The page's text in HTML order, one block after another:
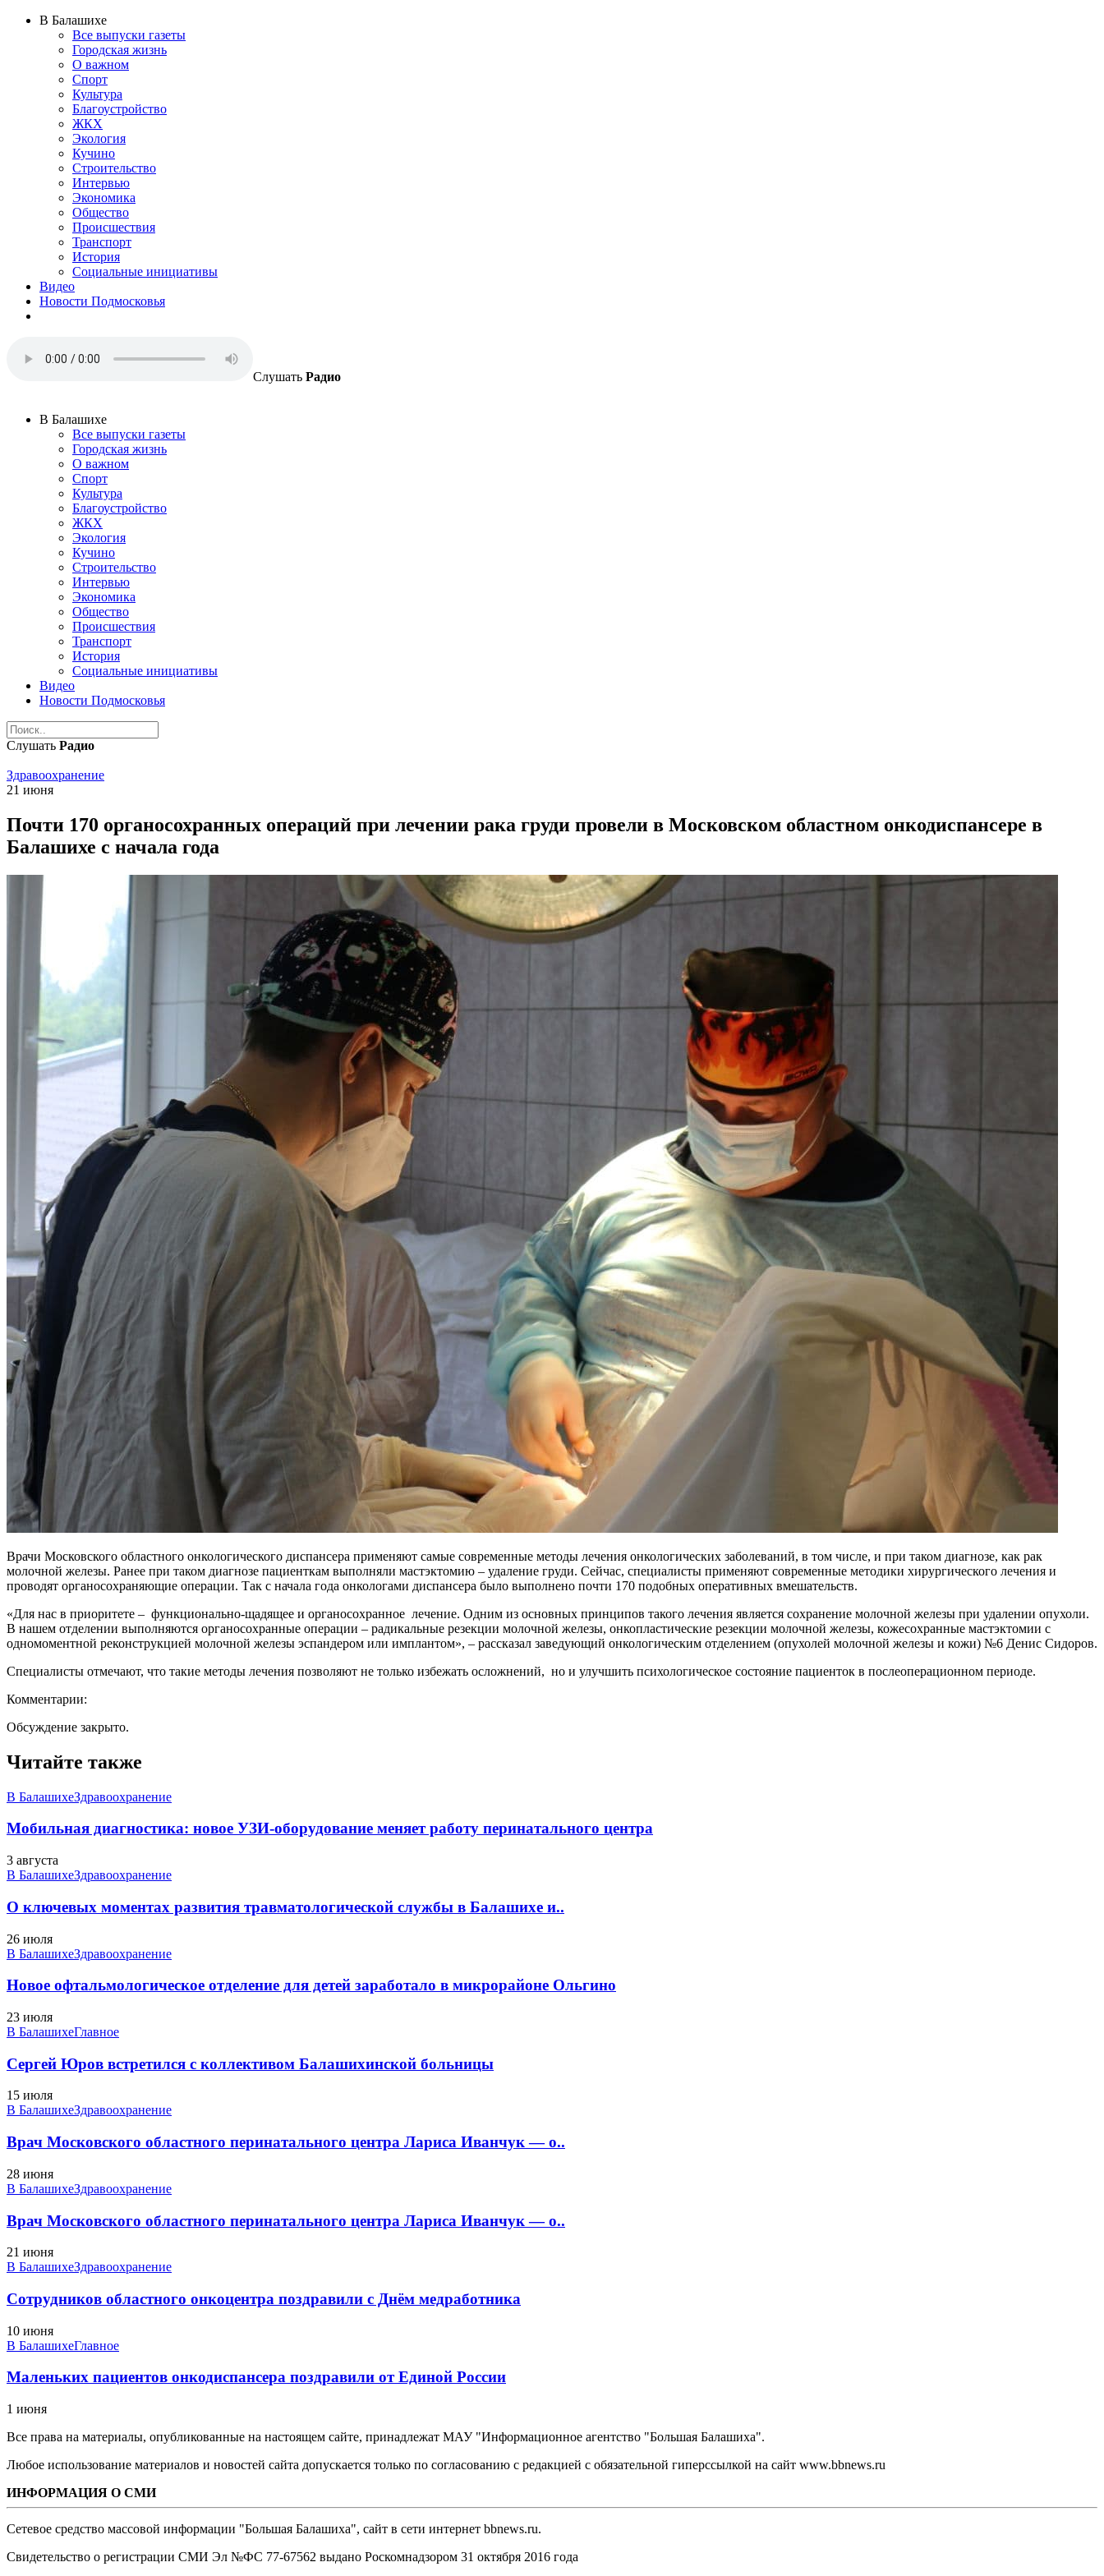
В Балашихе
Все выпуски газеты
Городская жизнь
О важном
Спорт
Культура
Благоустройство
ЖКХ
Экология
Кучино
Строительство
Интервью
Экономика
Общество
Происшествия
Транспорт
История
Социальные инициативы
Видео
Новости Подмосковья
Слушать Радио
В Балашихе
Все выпуски газеты
Городская жизнь
О важном
Спорт
Культура
Благоустройство
ЖКХ
Экология
Кучино
Строительство
Интервью
Экономика
Общество
Происшествия
Транспорт
История
Социальные инициативы
Видео
Новости Подмосковья
Слушать Радио
Здравоохранение
21 июня
Почти 170 органосохранных операций при лечении рака груди провели в Московском областном онкодиспансере в
Балашихе с начала года
Врачи Московского областного онкологического диспансера применяют самые современные методы лечения онкологических заболеваний, в том числе, и при таком диагнозе, как рак
молочной железы. Ранее при таком диагнозе пациенткам выполняли мастэктомию – удаление груди. Сейчас, специалисты применяют современные методики хирургического лечения и
проводят органосохраняющие операции. Так с начала года онкологами диспансера было выполнено почти 170 подобных оперативных вмешательств.
«Для нас в приоритете – функционально-щадящее и органосохранное лечение. Одним из основных принципов такого лечения является сохранение молочной железы при удалении опухоли.
В нашем отделении выполняются органосохранные операции – радикальные резекции молочной железы, онкопластические резекции молочной железы, кожесохранные мастэктомии с
одномоментной реконструкцией молочной железы эспандером или имплантом», – рассказал заведующий онкологическим отделением (опухолей молочной железы и кожи) №6 Денис Сидоров.
Специалисты отмечают, что такие методы лечения позволяют не только избежать осложнений, но и улучшить психологическое состояние пациенток в послеоперационном периоде.
Комментарии:
Обсуждение закрыто.
Читайте также
В БалашихеЗдравоохранение
Мобильная диагностика: новое УЗИ-оборудование меняет работу перинатального центра
3 августа
В БалашихеЗдравоохранение
О ключевых моментах развития травматологической службы в Балашихе и..
26 июля
В БалашихеЗдравоохранение
Новое офтальмологическое отделение для детей заработало в микрорайоне Ольгино
23 июля
В БалашихеГлавное
Сергей Юров встретился с коллективом Балашихинской больницы
15 июля
В БалашихеЗдравоохранение
Врач Московского областного перинатального центра Лариса Иванчук — о..
28 июня
В БалашихеЗдравоохранение
Врач Московского областного перинатального центра Лариса Иванчук — о..
21 июня
В БалашихеЗдравоохранение
Сотрудников областного онкоцентра поздравили с Днём медработника
10 июня
В БалашихеГлавное
Маленьких пациентов онкодиспансера поздравили от Единой России
1 июня
Все права на материалы, опубликованные на настоящем сайте, принадлежат МАУ "Информационное агентство "Большая Балашиха".
Любое использование материалов и новостей сайта допускается только по согласованию с редакцией с обязательной гиперссылкой на сайт www.bbnews.ru
ИНФОРМАЦИЯ О СМИ
Сетевое средство массовой информации "Большая Балашиха", сайт в сети интернет bbnews.ru.
Свидетельство о регистрации СМИ Эл №ФС ‎77-67562 выдано Роскомнадзором 31 октября 2016 года